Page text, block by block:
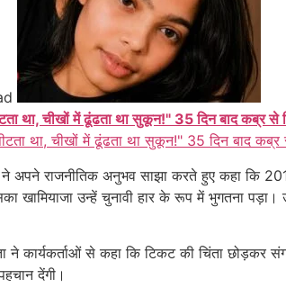
था, चीखों में ढूंढता था सुकून!" 35 दिन बाद कब्र से
था, चीखों में ढूंढता था सुकून!" 35 दिन बाद कब्र
अपने राजनीतिक अनुभव साझा करते हुए कहा कि
खामियाजा उन्हें चुनावी हार के रूप में भुगतना
ने कार्यकर्ताओं से कहा कि टिकट की चिंता छोड़कर
पहचान देंगी।